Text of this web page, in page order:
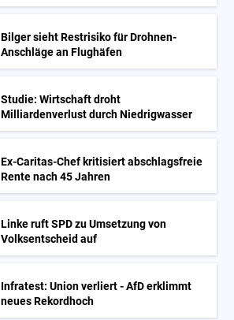
Bilger sieht Restrisiko für Drohnen-
Anschläge an Flughäfen
Studie: Wirtschaft droht
Milliardenverlust durch Niedrigwasser
Ex-Caritas-Chef kritisiert abschlagsfreie
Rente nach 45 Jahren
Linke ruft SPD zu Umsetzung von
Volksentscheid auf
Infratest: Union verliert - AfD erklimmt
neues Rekordhoch